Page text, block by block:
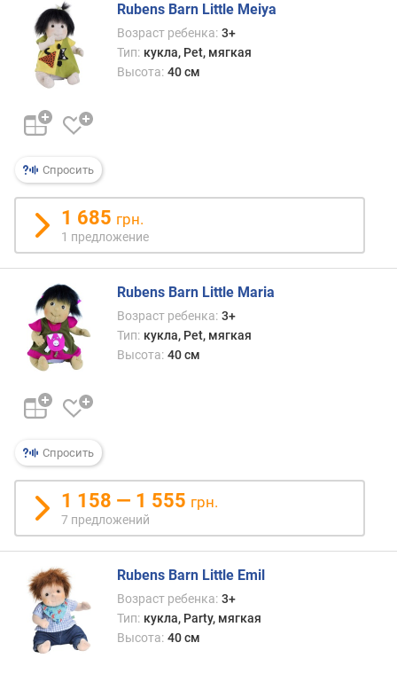
я
п
о
к
о
л
ч
е
с
т
р
е
д
л
о
ж
е
и
й
в
о
з
р
а
с
т
Спросить
Rubens Barn Little Meiya
Возраст ребенка: 3+
Тип: кукла, Pet, мягкая
Высота: 40 см
1 685 грн.
1 предложение
Спросить
Rubens Barn Little Maria
Возраст ребенка: 3+
Тип: кукла, Pet, мягкая
Высота: 40 см
1 158 — 1 555 грн.
7 предложений
Rubens Barn Little Emil
Возраст ребенка: 3+
Тип: кукла, Party, мягкая
Высота: 40 см